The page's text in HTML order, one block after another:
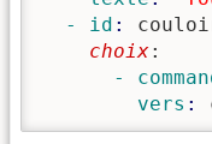
  - id
:
    choix
:
-
        vers
: